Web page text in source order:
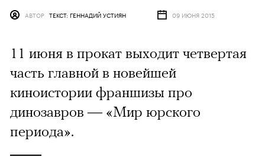
АВТОР ТЕКСТ: ГЕННАДИЙ УСТИЯН 09 ИЮНЯ 2015
11 июня в прокат выходит четвертая
часть главной в новейшей
киноистории франшизы про
динозавров — «Мир юрского
периода».